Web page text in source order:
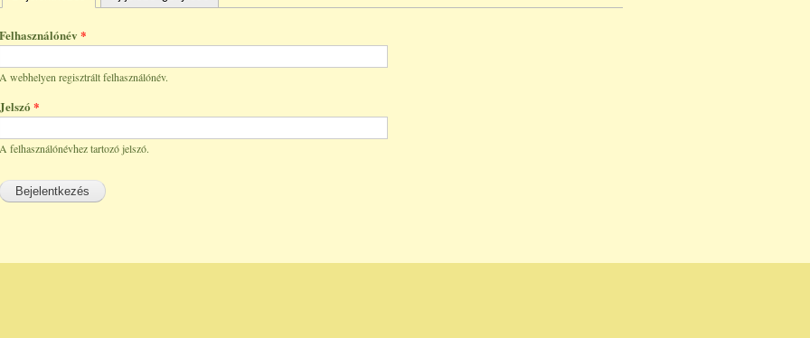
Elsődleges fülek
Felhasználónév *
A webhelyen regisztrált felhasználónév.
Jelszó *
A felhasználónévhez tartozó jelszó.